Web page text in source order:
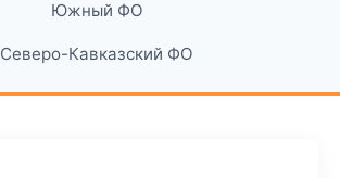
Южный ФО
Северо-Кавказский ФО